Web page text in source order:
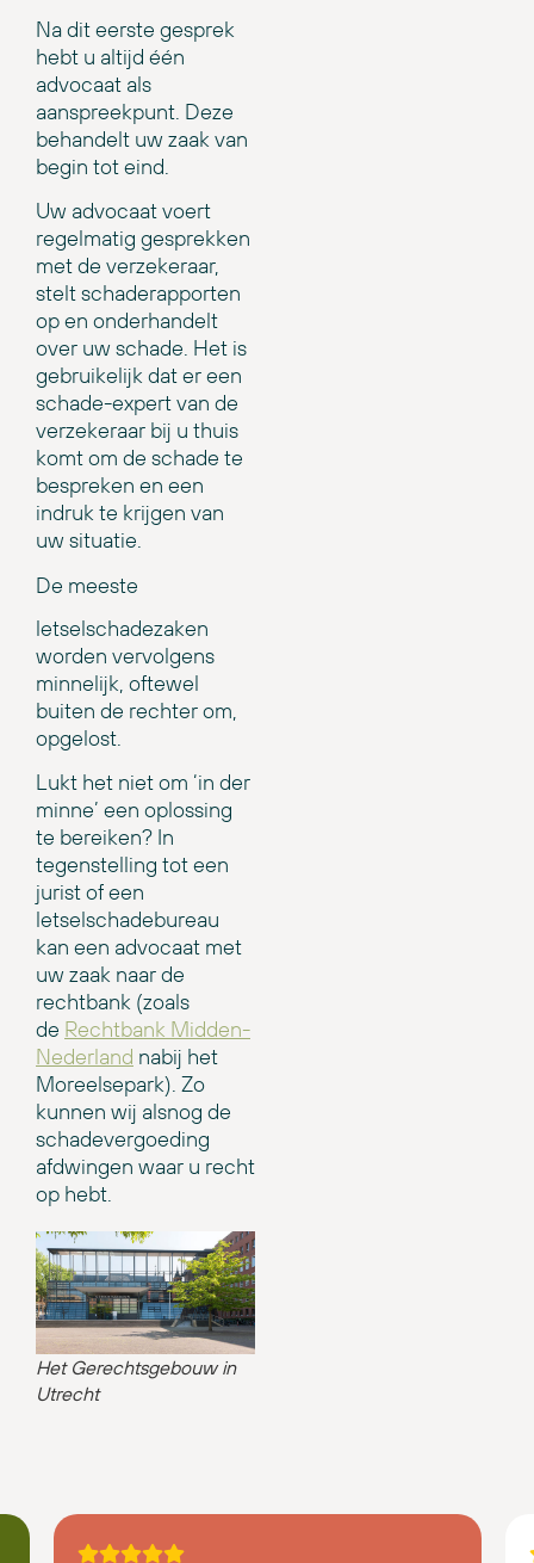
Na dit eerste gesprek
hebt u altijd één
advocaat als
aanspreekpunt. Deze
behandelt uw zaak van
begin tot eind.
Uw advocaat voert
regelmatig gesprekken
met de verzekeraar,
stelt schaderapporten
op en onderhandelt
over uw schade. Het is
gebruikelijk dat er een
schade-expert van de
verzekeraar bij u thuis
komt om de schade te
bespreken en een
indruk te krijgen van
uw situatie.
De meeste
letselschadezaken
worden vervolgens
minnelijk, oftewel
buiten de rechter om,
opgelost.
Lukt het niet om ‘in der
minne’ een oplossing
te bereiken? In
tegenstelling tot een
jurist of een
letselschadebureau
kan een advocaat met
uw zaak naar de
rechtbank (zoals
de Rechtbank Midden-
Nederland nabij het
Moreelsepark). Zo
kunnen wij alsnog de
schadevergoeding
afdwingen waar u recht
op hebt.
Het Gerechtsgebouw in
Utrecht